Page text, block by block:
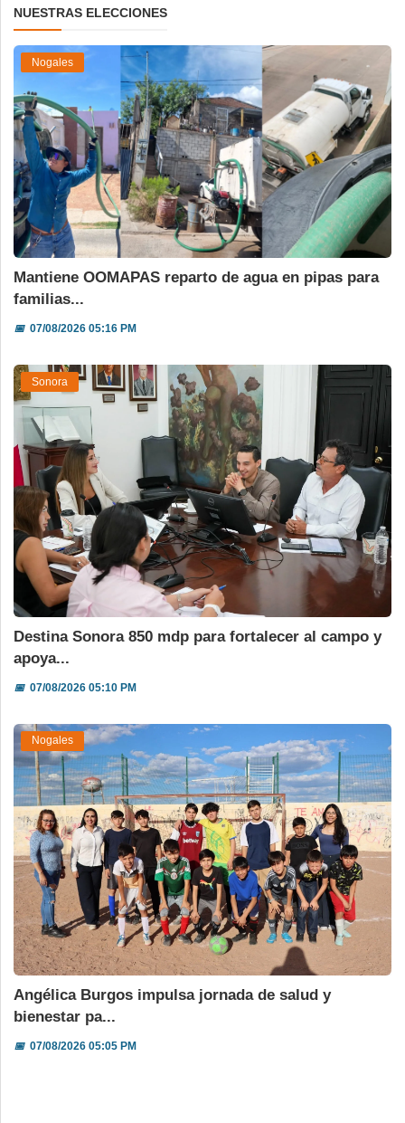
NUESTRAS ELECCIONES
Nogales
Mantiene OOMAPAS reparto de agua en pipas para
familias...
📅07/08/2026 05:16 PM
Sonora
Destina Sonora 850 mdp para fortalecer al campo y
apoya...
📅07/08/2026 05:10 PM
Nogales
Angélica Burgos impulsa jornada de salud y
bienestar pa...
📅07/08/2026 05:05 PM